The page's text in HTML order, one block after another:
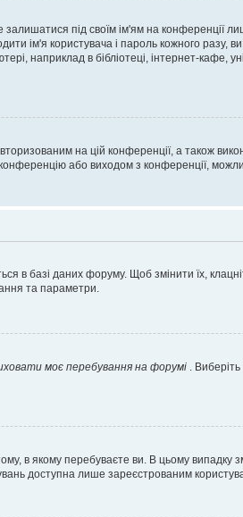
залишатися під своїм ім'ям на конференції
ім'я користувача і пароль кожного разу,
наприклад в бібліотеці, інтернет-кафе,
на цій конференції, а також
або виходом з конференції,
базі даних форуму. Щоб змінити їх,
та параметри.
моє перебування на форумі . Виберіть
в якому перебуваєте ви. В цьому випадку
доступна лише зареєстрованим